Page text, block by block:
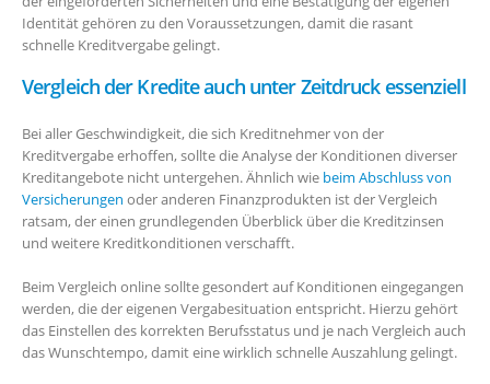
Identität gehören zu den Voraussetzungen, damit die rasant
schnelle Kreditvergabe gelingt.
Vergleich der Kredite auch unter Zeitdruck essenziell
Bei aller Geschwindigkeit, die sich Kreditnehmer von der
Kreditvergabe erhoffen, sollte die Analyse der Konditionen diverser
Kreditangebote nicht untergehen. Ähnlich wie beim Abschluss von
Versicherungen oder anderen Finanzprodukten ist der Vergleich
ratsam, der einen grundlegenden Überblick über die Kreditzinsen
und weitere Kreditkonditionen verschafft.
Beim Vergleich online sollte gesondert auf Konditionen eingegangen
werden, die der eigenen Vergabesituation entspricht. Hierzu gehört
das Einstellen des korrekten Berufsstatus und je nach Vergleich auch
das Wunschtempo, damit eine wirklich schnelle Auszahlung gelingt.